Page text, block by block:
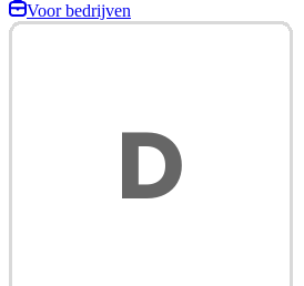
Voor bedrijven